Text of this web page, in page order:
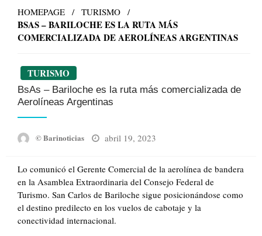
HOMEPAGE TURISMO
BSAS – BARILOCHE ES LA RUTA MÁS
COMERCIALIZADA DE AEROLÍNEAS ARGENTINAS
TURISMO
BsAs – Bariloche es la ruta más comercializada de
Aerolíneas Argentinas
© Barinoticias
Posted
abril 19, 2023
Lo comunicó el Gerente Comercial de la aerolínea de bandera
en la Asamblea Extraordinaria del Consejo Federal de
Turismo. San Carlos de Bariloche sigue posicionándose como
el destino predilecto en los vuelos de cabotaje y la
conectividad internacional.